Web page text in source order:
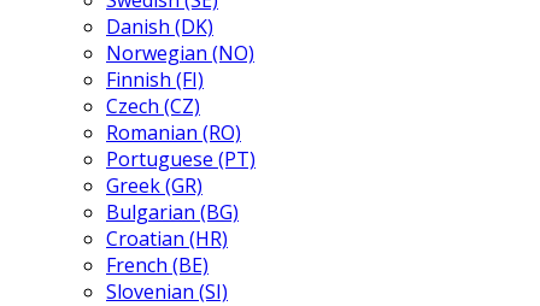
Danish (DK)
Norwegian (NO)
Finnish (FI)
Czech (CZ)
Romanian (RO)
Portuguese (PT)
Greek (GR)
Bulgarian (BG)
Croatian (HR)
French (BE)
Slovenian (SI)